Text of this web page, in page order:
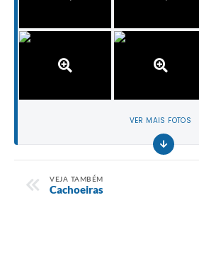
VER MAIS FOTOS
VEJA TAMBÉM
Cachoeiras